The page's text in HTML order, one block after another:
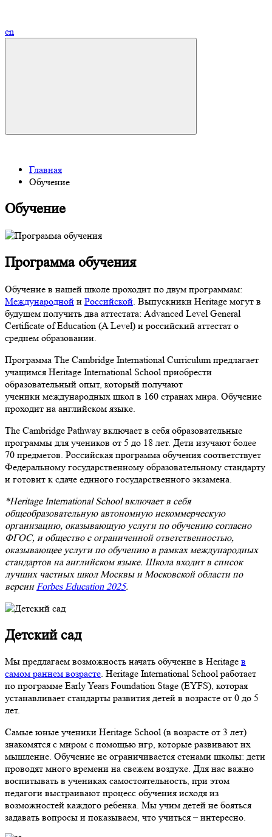
en
Главная
Обучение
Обучение
Программа обучения
Обучение в нашей школе проходит по двум программам:
Международной и Российской . Выпускники Heritage могут в
будущем получить два аттестата: Advanced Level General
Certificate of Education (A Level) и российский аттестат о
среднем образовании.
Программа The Cambridge International Curriculum предлагает
учащимся Heritage International School приобрести
образовательный опыт, который получают
ученики международных школ в 160 странах мира. Обучение
проходит на английском языке.
The Cambridge Pathway включает в себя образовательные
программы для учеников от 5 до 18 лет. Дети изучают более
70 предметов. Российская программа обучения соответствует
Федеральному государственному образовательному стандарту
и готовит к сдаче единого государственного экзамена.
*Heritage International School включает в себя
общеобразовательную автономную некоммерческую
организацию, оказывающую услуги по обучению согласно
ФГОС, и общество с ограниченной ответственностью,
оказывающее услуги по обучению в рамках международных
стандартов на английском языке. Школа входит в список
лучших частных школ Москвы и Московской области по
версии Forbes Education 2025.
Детский сад
Мы предлагаем возможность начать обучение в Heritage в
самом раннем возрасте. Heritage International School работает
по программе Early Years Foundation Stage (EYFS), которая
устанавливает стандарты развития детей в возрасте от 0 до 5
лет.
Самые юные ученики Heritage School (в возрасте от 3 лет)
знакомятся с миром с помощью игр, которые развивают их
мышление. Обучение не ограничивается стенами школы: дети
проводят много времени на свежем воздухе. Для нас важно
воспитывать в учениках самостоятельность, при этом
педагоги выстраивают процесс обучения исходя из
возможностей каждого ребенка. Мы учим детей не бояться
задавать вопросы и показываем, что учиться – интересно.